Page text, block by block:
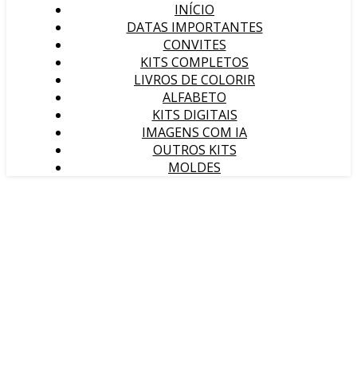
INÍCIO
DATAS IMPORTANTES
CONVITES
KITS COMPLETOS
LIVROS DE COLORIR
ALFABETO
KITS DIGITAIS
IMAGENS COM IA
OUTROS KITS
MOLDES